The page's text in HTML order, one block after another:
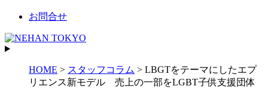
お問合せ
HOME > スタッフコラム > LBGTをテーマにしたエプ
リエンス新モデル 売上の一部をLGBT子供支援団体